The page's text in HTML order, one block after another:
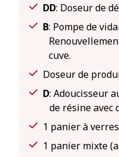
DD: Doseur de
B: Pompe de
cuve.
Doseur de
D: Adoucisseur
de résine avec
1 panier à
1 panier mixte